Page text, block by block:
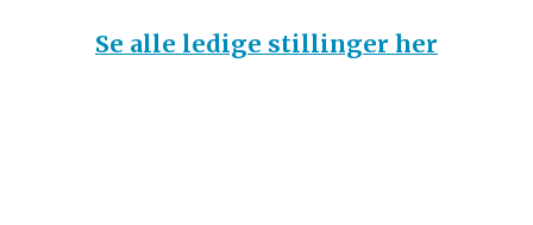
Se alle ledige stillinger her